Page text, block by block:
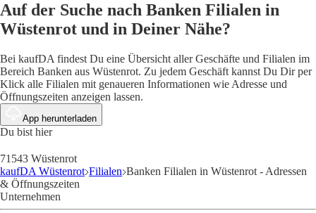
Auf der Suche nach Banken Filialen in
Wüstenrot und in Deiner Nähe?
Bei kaufDA findest Du eine Übersicht aller Geschäfte und Filialen im
Bereich Banken aus Wüstenrot. Zu jedem Geschäft kannst Du Dir per
Klick alle Filialen mit genaueren Informationen wie Adresse und
Öffnungszeiten anzeigen lassen.
App herunterladen
Du bist hier
71543 Wüstenrot
kaufDA Wüstenrot Filialen Banken Filialen in Wüstenrot - Adressen
& Öffnungszeiten
Unternehmen